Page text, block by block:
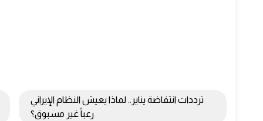
ترددات انتفاضة يناير.. لماذا يعيش النظام الإيراني
رعباً غير مسبوق؟